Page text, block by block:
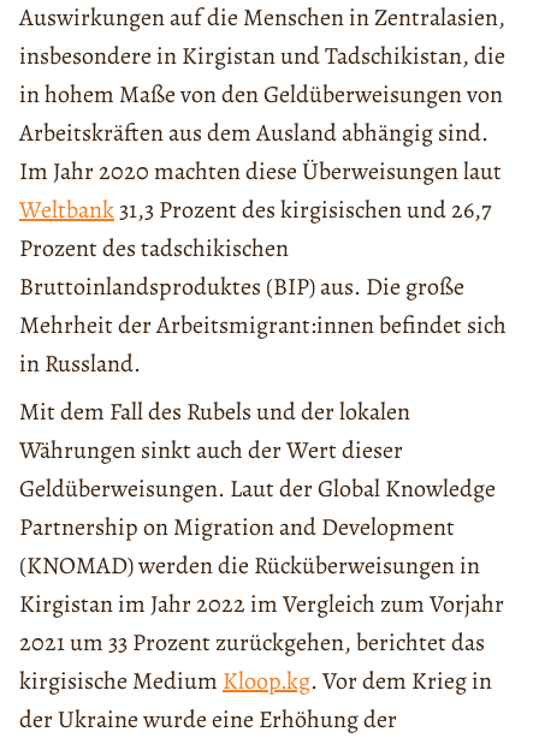
Auswirkungen auf die Menschen in Zentralasien,
insbesondere in Kirgistan und Tadschikistan, die
in hohem Maße von den Geldüberweisungen von
Arbeitskräften aus dem Ausland abhängig sind.
Im Jahr 2020 machten diese Überweisungen laut
Weltbank31,3 Prozent des kirgisischen und 26,7
Prozent des tadschikischen
Bruttoinlandsproduktes (BIP) aus. Die große
Mehrheit der Arbeitsmigrant:innen befindet sich
in Russland.
Mit dem Fall des Rubels und der lokalen
Währungen sinkt auch der Wert dieser
Geldüberweisungen. Laut der Global Knowledge
Partnership on Migration and Development
(KNOMAD) werden die Rücküberweisungen in
Kirgistan im Jahr 2022 im Vergleich zum Vorjahr
2021 um 33 Prozent zurückgehen, berichtet das
kirgisische Medium Kloop.kg. Vor dem Krieg in
der Ukraine wurde eine Erhöhung der